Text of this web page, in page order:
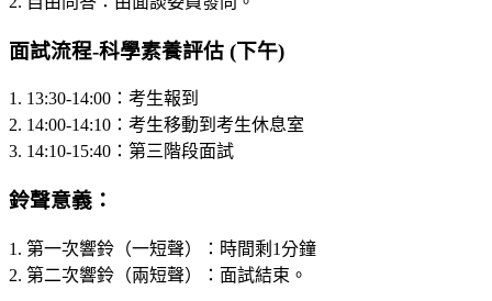
面試流程-科學素養評估 (下午)
1. 13:30-14:00：考生報到
2. 14:00-14:10：考生移動到考生休息室
3. 14:10-15:40：第三階段面試
鈴聲意義：
1. 第一次響鈴（一短聲）：時間剩1分鐘
2. 第二次響鈴（兩短聲）：面試結束。